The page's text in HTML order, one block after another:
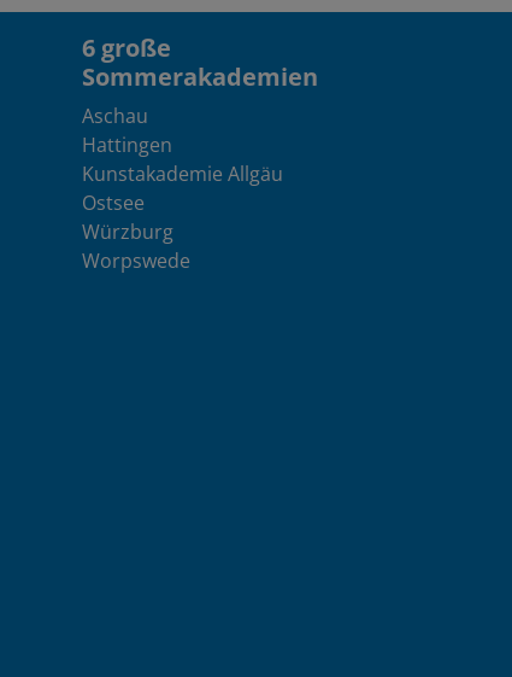
6 große
Sommerakademien
Aschau
Hattingen
Kunstakademie Allgäu
Ostsee
Würzburg
Worpswede